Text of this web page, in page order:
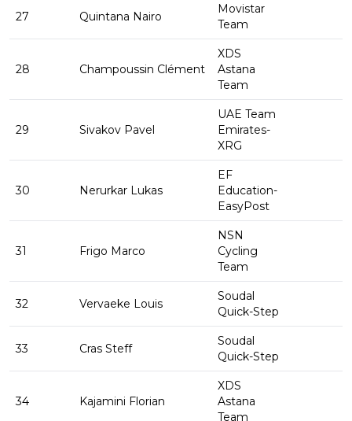
27 Quintana Nairo
Movistar
Team
28 Champoussin Clément
XDS
Astana
Team
29 Sivakov Pavel
UAE Team
Emirates-
XRG
30 Nerurkar Lukas
EF
Education-
EasyPost
31 Frigo Marco
NSN
Cycling
Team
32 Vervaeke Louis
Soudal
Quick-Step
33 Cras Steff
Soudal
Quick-Step
34 Kajamini Florian
XDS
Astana
Team